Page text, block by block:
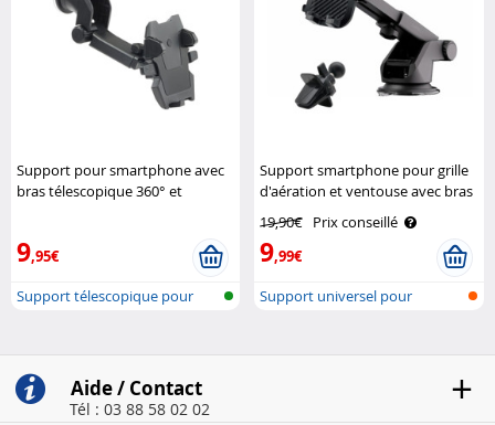
Support pour smartphone avec
bras télescopique 360° et
9,95€
Support télescopique pour
Support smartphone pour grille
d'aération et ventouse avec bras
19,90€ Prix conseillé
9,99€
Support universel pour
Aide / Contact
Tél : 03 88 58 02 02